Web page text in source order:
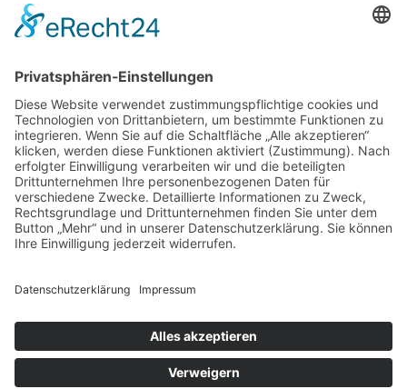
Anfrage
Presse
Partner: Der DGuSV
als Gutachter eintragen
Infos für Suchende